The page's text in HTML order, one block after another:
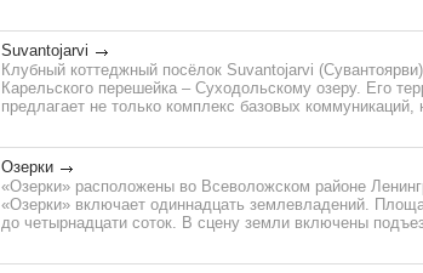
Suvantojarvi
Клубный коттеджный посёлок Suvantojarvi
Карельского перешейка – Суходольскому озеру. Его
предлагает не только комплекс базовых
Озерки
«Озерки» расположены во Всеволожском районе
«Озерки» включает одиннадцать землевладений.
до четырнадцати соток. В сцену земли включены